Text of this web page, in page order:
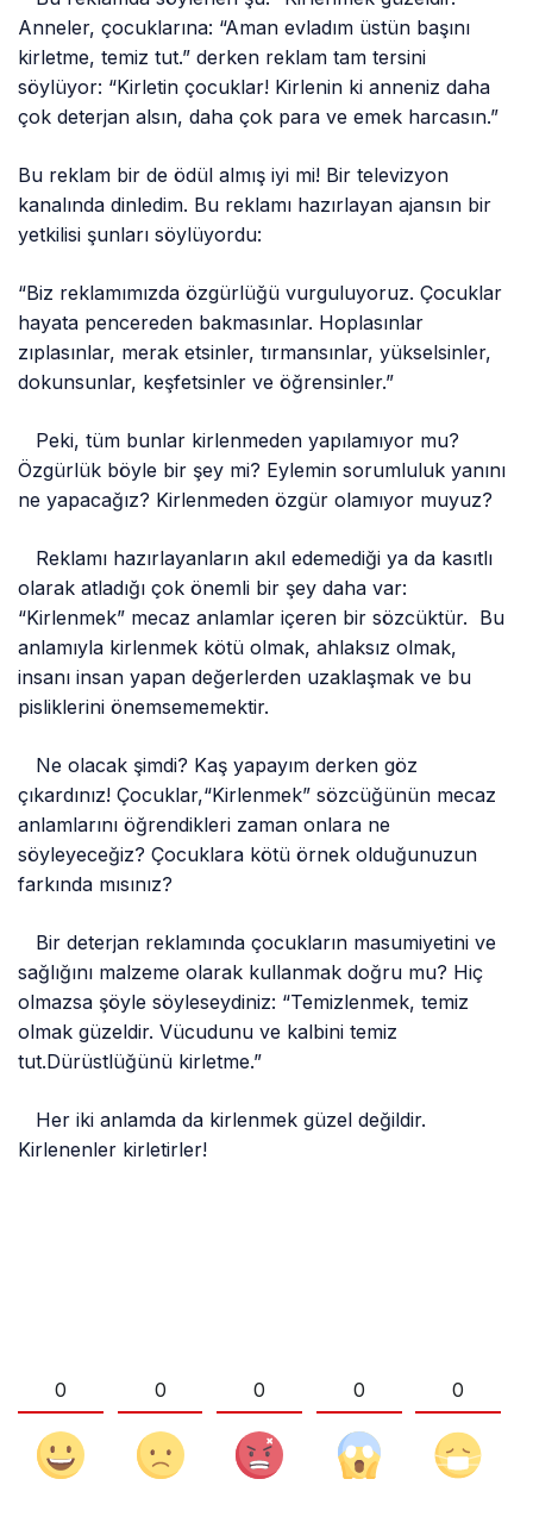
Anneler, çocuklarına: “Aman evladım üstün başını
kirletme, temiz tut.” derken reklam tam tersini
söylüyor: “Kirletin çocuklar! Kirlenin ki anneniz daha
çok deterjan alsın, daha çok para ve emek harcasın.”
Bu reklam bir de ödül almış iyi mi! Bir televizyon
kanalında dinledim. Bu reklamı hazırlayan ajansın bir
yetkilisi şunları söylüyordu:
“Biz reklamımızda özgürlüğü vurguluyoruz. Çocuklar
hayata pencereden bakmasınlar. Hoplasınlar
zıplasınlar, merak etsinler, tırmansınlar, yükselsinler,
dokunsunlar, keşfetsinler ve öğrensinler.”
Peki, tüm bunlar kirlenmeden yapılamıyor mu?
Özgürlük böyle bir şey mi? Eylemin sorumluluk yanını
ne yapacağız? Kirlenmeden özgür olamıyor muyuz?
Reklamı hazırlayanların akıl edemediği ya da kasıtlı
olarak atladığı çok önemli bir şey daha var:
“Kirlenmek” mecaz anlamlar içeren bir sözcüktür. Bu
anlamıyla kirlenmek kötü olmak, ahlaksız olmak,
insanı insan yapan değerlerden uzaklaşmak ve bu
pisliklerini önemsememektir.
Ne olacak şimdi? Kaş yapayım derken göz
çıkardınız! Çocuklar,“Kirlenmek” sözcüğünün mecaz
anlamlarını öğrendikleri zaman onlara ne
söyleyeceğiz? Çocuklara kötü örnek olduğunuzun
farkında mısınız?
Bir deterjan reklamında çocukların masumiyetini ve
sağlığını malzeme olarak kullanmak doğru mu? Hiç
olmazsa şöyle söyleseydiniz: “Temizlenmek, temiz
olmak güzeldir. Vücudunu ve kalbini temiz
tut.Dürüstlüğünü kirletme.”
Her iki anlamda da kirlenmek güzel değildir.
Kirlenenler kirletirler!
0 0 0 0 0